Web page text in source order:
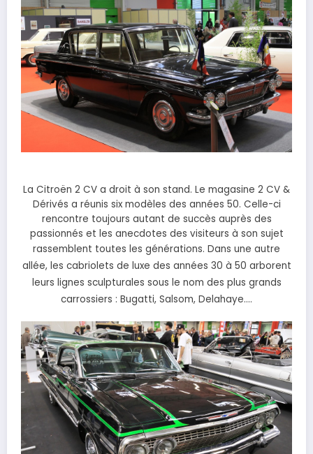
La Citroën 2 CV a droit à son stand. Le magasine 2 CV &
Dérivés a réunis six modèles des années 50. Celle-ci
rencontre toujours autant de succès auprès des
passionnés et les anecdotes des visiteurs à son sujet
rassemblent toutes les générations. Dans une autre
allée, les cabriolets de luxe des années 30 à 50 arborent
leurs lignes sculpturales sous le nom des plus grands
carrossiers : Bugatti, Salsom, Delahaye….